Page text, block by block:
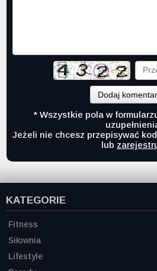
Dodaj
* Wszystkie pola w
Jeżeli nie chcesz przepisywać
lub
KATEGORIE
Fitness
Siłownia
Lifestyle